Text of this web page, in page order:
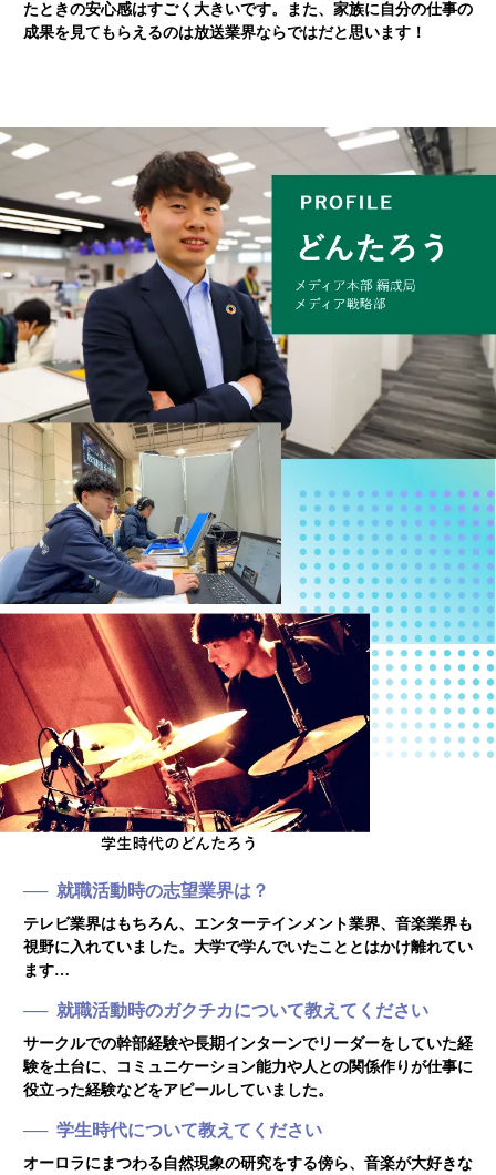
たときの安心感はすごく大きいです。また、家族に自分の仕事の
成果を見てもらえるのは放送業界ならではだと思います！
就職活動時の志望業界は？
テレビ業界はもちろん、エンターテインメント業界、音楽業界も
視野に入れていました。大学で学んでいたこととはかけ離れてい
ます…
就職活動時のガクチカについて教えてください
サークルでの幹部経験や長期インターンでリーダーをしていた経
験を土台に、コミュニケーション能力や人との関係作りが仕事に
役立った経験などをアピールしていました。
学生時代について教えてください
オーロラにまつわる自然現象の研究をする傍ら、音楽が大好きな